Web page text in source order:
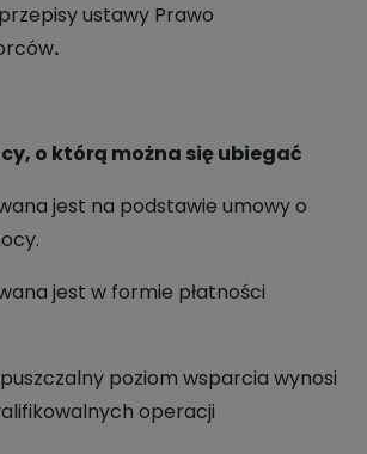
ustawy Prawo
.
o którą można się ubiegać
jest na podstawie umowy o
jest w formie płatności
poziom wsparcia wynosi
operacji